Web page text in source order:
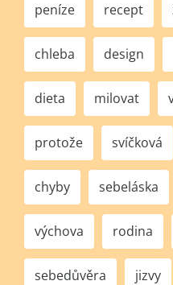
peníze recept
chleba design
dieta milovat
protože svíčková
chyby sebeláska
výchova rodina
sebedůvěra jizvy